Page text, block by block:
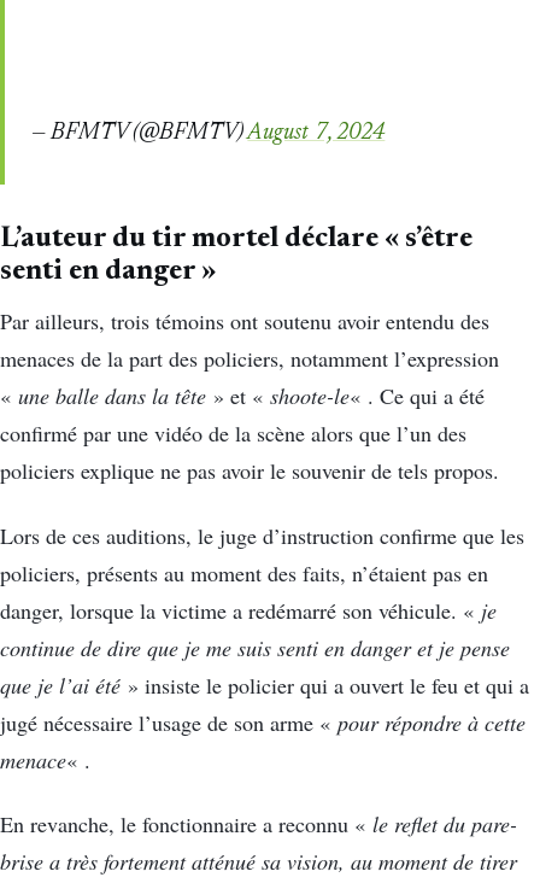
— BFMTV (@BFMTV)August 7, 2024
L’auteur du tir mortel déclare « s’être
senti en danger »
Par ailleurs, trois témoins ont soutenu avoir entendu des
menaces de la part des policiers, notamment l’expression
« une balle dans la tête » et « shoote-le« . Ce qui a été
confirmé par une vidéo de la scène alors que l’un des
policiers explique ne pas avoir le souvenir de tels propos.
Lors de ces auditions, le juge d’instruction confirme que les
policiers, présents au moment des faits, n’étaient pas en
danger, lorsque la victime a redémarré son véhicule. « je
continue de dire que je me suis senti en danger et je pense
que je l’ai été » insiste le policier qui a ouvert le feu et qui a
jugé nécessaire l’usage de son arme « pour répondre à cette
menace« .
En revanche, le fonctionnaire a reconnu « le reflet du pare-
brise a très fortement atténué sa vision, au moment de tirer